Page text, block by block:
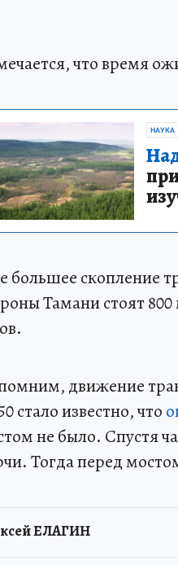
что время
НАУКА
большее скопление
Тамани стоят
движение
стало известно, что
не было. Спустя
Тогда перед
ЕЛАГИН